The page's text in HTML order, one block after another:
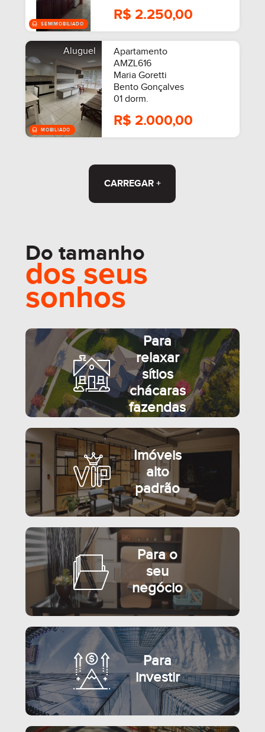
R$ 2.250,00
Aluguel
Apartamento
AMZL616
Maria Goretti
Bento Gonçalves
01 dorm.
R$ 2.000,00
CARREGAR +
Do tamanho
dos seus
sonhos
Para
relaxar
sítios
chácaras
fazendas
Imóveis
alto
padrão
Para o
seu
negócio
Para
investir